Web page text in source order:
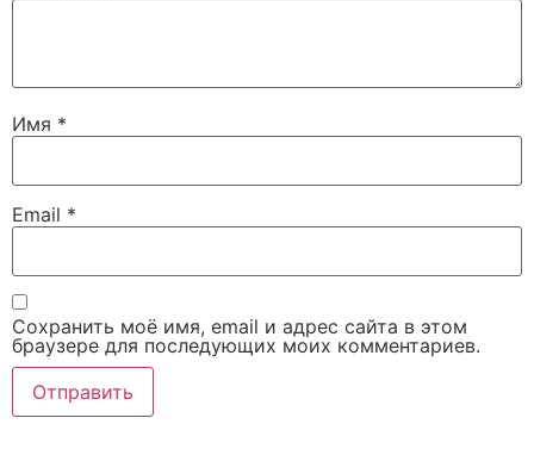
Имя *
Email *
Сохранить моё имя, email и адрес сайта в этом
браузере для последующих моих комментариев.